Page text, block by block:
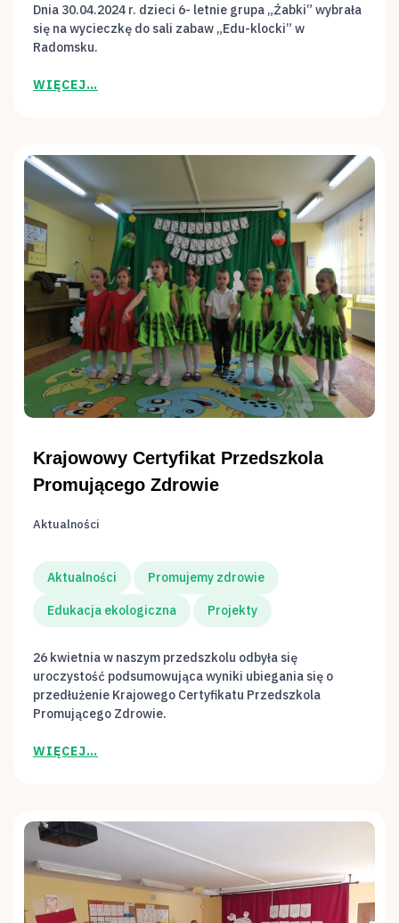
Dnia 30.04.2024 r. dzieci 6- letnie grupa „Żabki” wybrała
się na wycieczkę do sali zabaw „Edu-klocki” w
Radomsku.
WIĘCEJ…
Krajowowy Certyfikat Przedszkola
Promującego Zdrowie
Aktualności
Aktualności Promujemy zdrowie
Edukacja ekologiczna Projekty
26 kwietnia w naszym przedszkolu odbyła się
uroczystość podsumowująca wyniki ubiegania się o
przedłużenie Krajowego Certyfikatu Przedszkola
Promującego Zdrowie.
WIĘCEJ…